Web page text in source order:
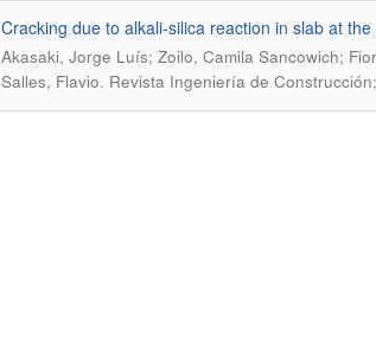
Cracking due to alkali-silica reaction in slab at
Akasaki, Jorge Luís; Zoilo, Camila Sancowich;
Salles, Flavio. Revista Ingeniería de